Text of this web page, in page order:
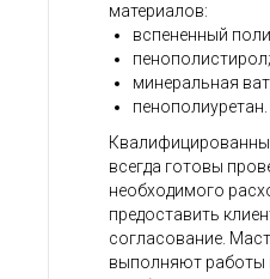
материалов:
вспененный
пенополистирол;
минеральная
пенополиуретан.
всегда готовы
необходимого
предоставить
согласование.
выполняют работы